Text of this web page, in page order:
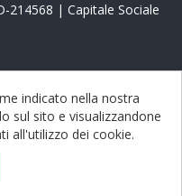
214568 | Capitale Sociale
Tutti i diritti riservati
Theme
indicato nella nostra
sul sito e visualizzandone
all'utilizzo dei cookie.